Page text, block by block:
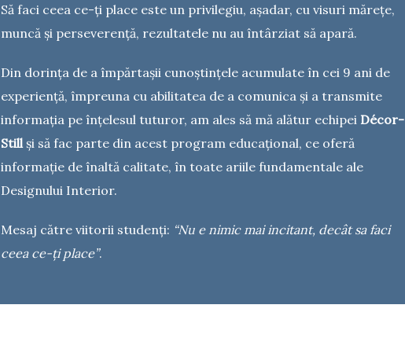
Să faci ceea ce-ți place este un privilegiu, așadar, cu visuri mărețe,
muncă și perseverență, rezultatele nu au întârziat să apară.
Din dorința de a împărtașii cunoștințele acumulate în cei 9 ani de
experiență, împreuna cu abilitatea de a comunica și a transmite
informația pe înțelesul tuturor, am ales să mă alătur echipei Décor-
Stillși să fac parte din acest program educațional, ce oferă
informație de înaltă calitate, în toate ariile fundamentale ale
Designului Interior.
Mesaj către viitorii studenți: “Nu e nimic mai incitant, decât sa faci
ceea ce-ți place”.